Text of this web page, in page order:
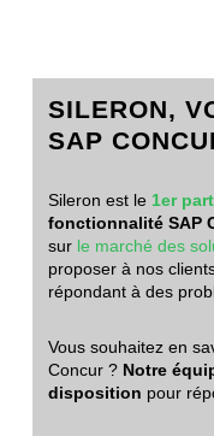
SILERON,
SAP
Sileron est le 1er
fonctionnalité SAP
sur le marché des
proposer à nos
répondant à des
Vous souhaitez en
Concur ? Notre
disposition pour